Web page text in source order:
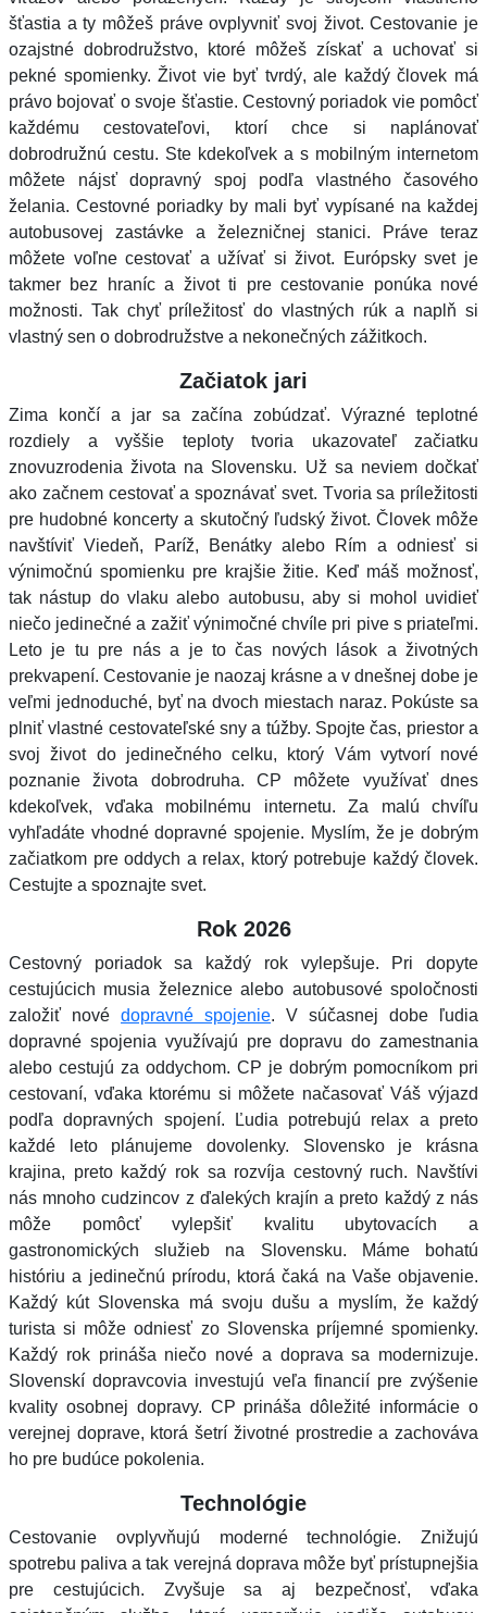
šťastia a ty môžeš práve ovplyvniť svoj život. Cestovanie je
ozajstné dobrodružstvo, ktoré môžeš získať a uchovať si
pekné spomienky. Život vie byť tvrdý, ale každý človek má
právo bojovať o svoje šťastie. Cestovný poriadok vie pomôcť
každému cestovateľovi, ktorí chce si naplánovať
dobrodružnú cestu. Ste kdekoľvek a s mobilným internetom
môžete nájsť dopravný spoj podľa vlastného časového
želania. Cestovné poriadky by mali byť vypísané na každej
autobusovej zastávke a železničnej stanici. Práve teraz
môžete voľne cestovať a užívať si život. Európsky svet je
takmer bez hraníc a život ti pre cestovanie ponúka nové
možnosti. Tak chyť príležitosť do vlastných rúk a naplň si
vlastný sen o dobrodružstve a nekonečných zážitkoch.
Začiatok jari
Zima končí a jar sa začína zobúdzať. Výrazné teplotné
rozdiely a vyššie teploty tvoria ukazovateľ začiatku
znovuzrodenia života na Slovensku. Už sa neviem dočkať
ako začnem cestovať a spoznávať svet. Tvoria sa príležitosti
pre hudobné koncerty a skutočný ľudský život. Človek môže
navštíviť Viedeň, Paríž, Benátky alebo Rím a odniesť si
výnimočnú spomienku pre krajšie žitie. Keď máš možnosť,
tak nástup do vlaku alebo autobusu, aby si mohol uvidieť
niečo jedinečné a zažiť výnimočné chvíle pri pive s priateľmi.
Leto je tu pre nás a je to čas nových lások a životných
prekvapení. Cestovanie je naozaj krásne a v dnešnej dobe je
veľmi jednoduché, byť na dvoch miestach naraz. Pokúste sa
plniť vlastné cestovateľské sny a túžby. Spojte čas, priestor a
svoj život do jedinečného celku, ktorý Vám vytvorí nové
poznanie života dobrodruha. CP môžete využívať dnes
kdekoľvek, vďaka mobilnému internetu. Za malú chvíľu
vyhľadáte vhodné dopravné spojenie. Myslím, že je dobrým
začiatkom pre oddych a relax, ktorý potrebuje každý človek.
Cestujte a spoznajte svet.
Rok 2026
Cestovný poriadok sa každý rok vylepšuje. Pri dopyte
cestujúcich musia železnice alebo autobusové spoločnosti
založiť nové dopravné spojenie. V súčasnej dobe ľudia
dopravné spojenia využívajú pre dopravu do zamestnania
alebo cestujú za oddychom. CP je dobrým pomocníkom pri
cestovaní, vďaka ktorému si môžete načasovať Váš výjazd
podľa dopravných spojení. Ľudia potrebujú relax a preto
každé leto plánujeme dovolenky. Slovensko je krásna
krajina, preto každý rok sa rozvíja cestovný ruch. Navštívi
nás mnoho cudzincov z ďalekých krajín a preto každý z nás
môže pomôcť vylepšiť kvalitu ubytovacích a
gastronomických služieb na Slovensku. Máme bohatú
históriu a jedinečnú prírodu, ktorá čaká na Vaše objavenie.
Každý kút Slovenska má svoju dušu a myslím, že každý
turista si môže odniesť zo Slovenska príjemné spomienky.
Každý rok prináša niečo nové a doprava sa modernizuje.
Slovenskí dopravcovia investujú veľa financií pre zvýšenie
kvality osobnej dopravy. CP prináša dôležité informácie o
verejnej doprave, ktorá šetrí životné prostredie a zachováva
ho pre budúce pokolenia.
Technológie
Cestovanie ovplyvňujú moderné technológie. Znižujú
spotrebu paliva a tak verejná doprava môže byť prístupnejšia
pre cestujúcich. Zvyšuje sa aj bezpečnosť, vďaka